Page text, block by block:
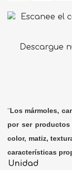
Descargue
"Los mármoles,
por ser
color, matiz,
características
Unidad